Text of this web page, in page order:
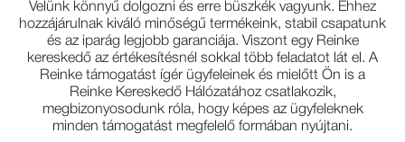
Velünk könnyű dolgozni és erre büszkék vagyunk. Ehhez
hozzájárulnak kiváló minőségű termékeink, stabil csapatunk
és az iparág legjobb garanciája. Viszont egy Reinke
kereskedő az értékesítésnél sokkal több feladatot lát el. A
Reinke támogatást ígér ügyfeleinek és mielőtt Ön is a
Reinke Kereskedő Hálózatához csatlakozik,
megbizonyosodunk róla, hogy képes az ügyfeleknek
minden támogatást megfelelő formában nyújtani.